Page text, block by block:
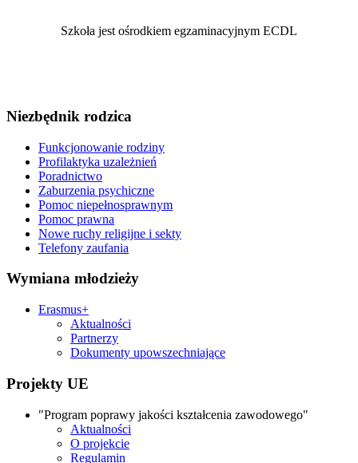
Szkoła jest ośrodkiem egzaminacyjnym ECDL
Niezbędnik rodzica
Funkcjonowanie rodziny
Profilaktyka uzależnień
Poradnictwo
Zaburzenia psychiczne
Pomoc niepełnosprawnym
Pomoc prawna
Nowe ruchy religijne i sekty
Telefony zaufania
Wymiana młodzieży
Erasmus+
Aktualności
Partnerzy
Dokumenty upowszechniające
Projekty UE
"Program poprawy jakości kształcenia zawodowego"
Aktualności
O projekcie
Regulamin